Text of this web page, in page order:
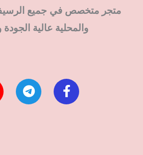
متجر متخصص في جميع
والمحلية عالية الجودة